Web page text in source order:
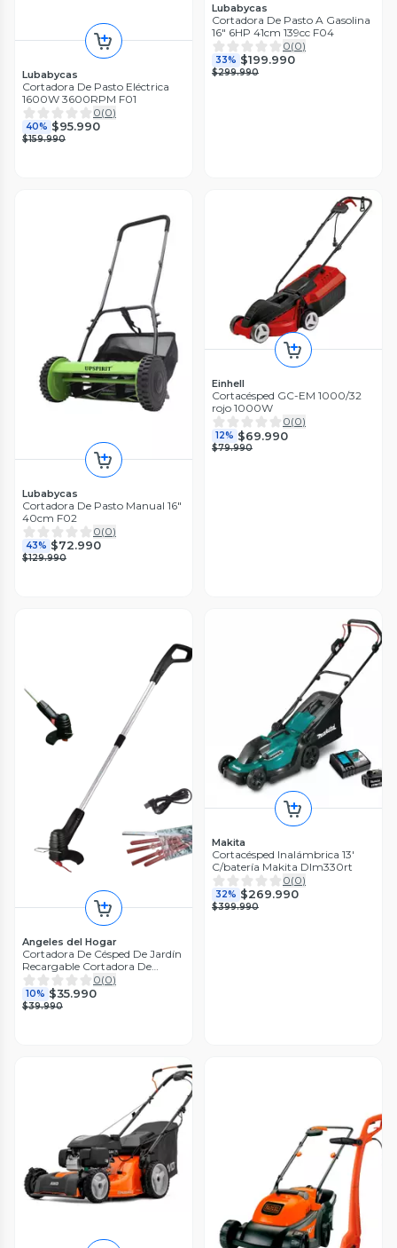
Lubabycas
Cortadora De Pasto Eléctrica
1600W 3600RPM F01
0(0)
40% $95.990
$159.990
Lubabycas
Cortadora De Pasto A Gasolina
16" 6HP 41cm 139cc F04
0(0)
33% $199.990
$299.990
Lubabycas
Cortadora De Pasto Manual 16"
40cm F02
0(0)
43% $72.990
$129.990
Einhell
Cortacésped GC-EM 1000/32
rojo 1000W
0(0)
12% $69.990
$79.990
Angeles del Hogar
Cortadora De Césped De Jardín
Recargable Cortadora De
Césped
0(0)
10% $35.990
$39.990
Makita
Cortacésped Inalámbrica 13'
C/batería Makita Dlm330rt
0(0)
32% $269.990
$399.990